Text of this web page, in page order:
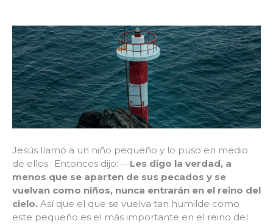
Jesús llamó a un niño pequeño y lo puso en medio
de ellos. Entonces dijo: —Les digo la verdad, a
menos que se aparten de sus pecados y se
vuelvan como niños, nunca entrarán en el reino del
cielo. Así que el que se vuelva tan humilde como
este pequeño es el más importante en el reino del